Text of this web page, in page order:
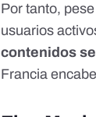
Por tanto,
usuarios
contenidos
Francia